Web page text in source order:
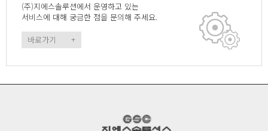
(주)지에스솔루션에서 운영하고 있는
서비스에 대해 궁금한 점을 문의해 주세요.
바로가기
+